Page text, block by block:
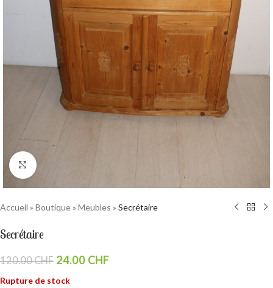
Cliquez pour agrandir
Accueil » Boutique» Meubles » Secrétaire
Secrétaire
120.00CHF 24.00 CHF
Rupture de stock